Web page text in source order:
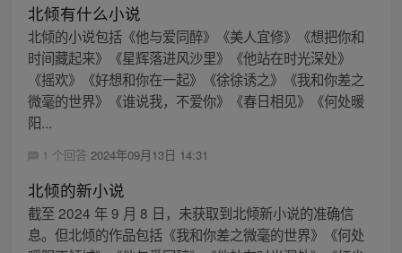
北倾有什么小说
北倾的小说包括《他与爱同醉》《美人宜修》《想把你和
时间藏起来》《星辉落进风沙里》《他站在时光深处》
《摇欢》《好想和你在一起》《徐徐诱之》《我和你差之
微毫的世界》《谁说我，不爱你》《春日相见》《何处暖
阳...
1 个回答 2024年09月13日 14:31
北倾的新小说
截至 2024 年 9 月 8 日，未获取到北倾新小说的准确信
息。但北倾的作品包括《我和你差之微毫的世界》《何处